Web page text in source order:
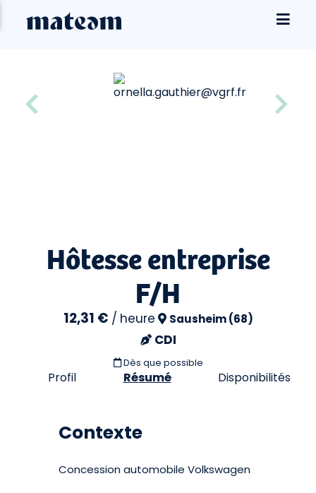
Hôtesse entreprise
F/H
12,31 € / heure Sausheim (68)
CDI
Dès que possible
Profil Résumé Disponibilités
Contexte
Concession automobile Volkswagen